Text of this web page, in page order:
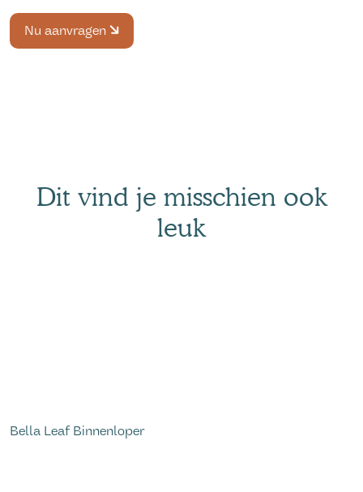
Nu aanvragen
Dit vind je misschien ook
leuk
Bella Leaf Binnenloper